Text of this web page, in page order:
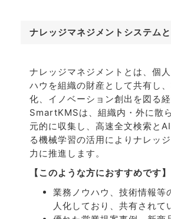
ナレッジマネジメントシステム
ナレッジマネジメントとは、個
ハウを組織の財産として共有し
化、イノベーション創出を図る経
SmartKMSは、組織内・外に散
元的に収集し、高速全文検索と
る機械学習の活用によりナレッ
力に推進します。
【このような方におすすめです】
業務ノウハウ、技術情報等
人化しており、共有されて